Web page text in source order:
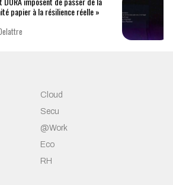
papier à la résilience réelle »
Cloud
Secu
@Work
Eco
RH